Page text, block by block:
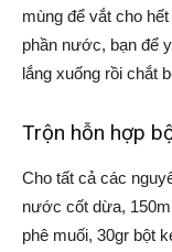
mùng để vắt cho
phần nước, bạn để
lắng xuống rồi chắt
Trộn hỗn hợp
Cho tất cả các
nước cốt dừa,
phê muối, 30gr bột